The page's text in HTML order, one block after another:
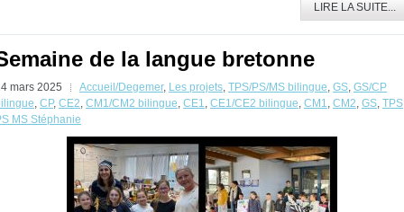
LIRE LA SUITE...
de la langue bretonne
mars 2025 Accueil/Degemer, Les projets, TPS/PS/MS bilingue, GS, GS/CP
, CP, CE2, CM1/CM2 bilingue, CE1, CE1/CE2 bilingue, CM1, CM2, GS, TPS
MS Stéphanie